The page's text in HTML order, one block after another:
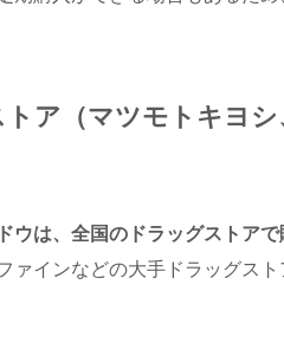
トア（マツモトキヨ
ウは、全国のドラッグストアで
ァインなどの大手ドラッグス